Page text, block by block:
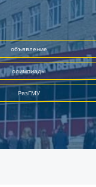
объявление
олимпиады
РязГМУ